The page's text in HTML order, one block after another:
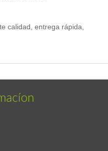
calidad, entrega rápida,